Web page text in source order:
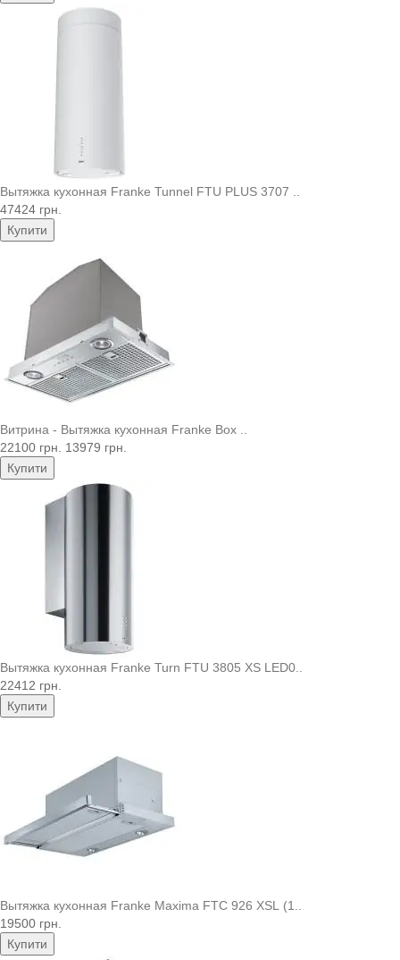
Вытяжка кухонная Franke Tunnel FTU PLUS 3707 ..
47424 грн.
Купити
Витрина - Вытяжка кухонная Franke Box ..
22100 грн.
13979 грн.
Купити
Вытяжка кухонная Franke Turn FTU 3805 XS LED0..
22412 грн.
Купити
Вытяжка кухонная Franke Maxima FTC 926 XSL (1..
19500 грн.
Купити